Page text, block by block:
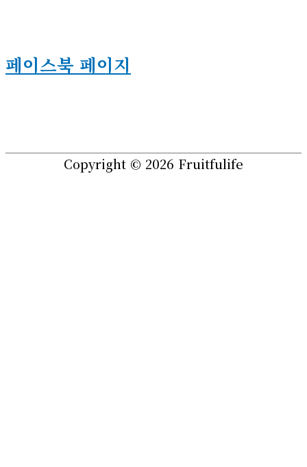
페이스북 페이지
Copyright © 2026 Fruitfulife